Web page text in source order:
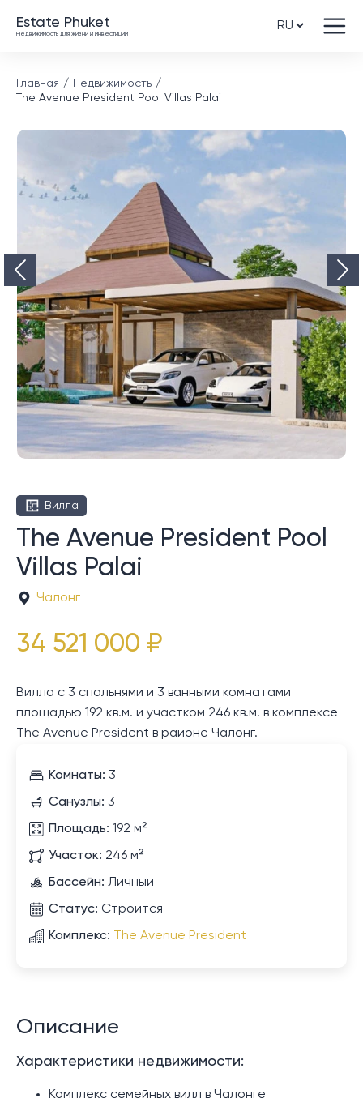
Estate Phuket
Недвижимость для жизни и инвестиций
Главная
Недвижимость
The Avenue President Pool Villas Palai
Вилла
The Avenue President Pool
Villas Palai
Чалонг
34 521 000 ₽
Вилла с 3 спальнями и 3 ванными комнатами
площадью 192 кв.м. и участком 246 кв.м. в комплексе
The Avenue President в районе Чалонг.
Комнаты: 3
Санузлы: 3
Площадь: 192 м²
Участок: 246 м²
Бассейн: Личный
Статус: Строится
Комплекс: The Avenue President
Описание
Характеристики недвижимости:
Комплекс семейных вилл в Чалонге